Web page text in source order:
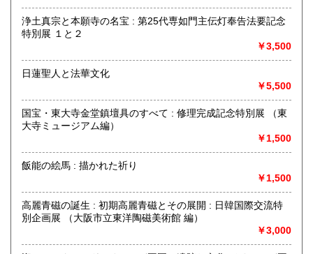
お探しの本等ございましたら、お気軽にお尋ねください。
常時宅配買取、出張買取、宅配買取も行っておりますので、
お問い合わせください。
沿線名：都営新宿線・三田線 東京メトロ半蔵門線 JR総武線
最寄駅：神保町駅A7出口徒歩3分 御茶ノ水駅徒歩9分
書籍の買取について
まずは電話かメール、ホームページのフォーマットからご連
絡ください。
取り扱い分野
自然科学、美術工芸、趣味、サブカルチャー、古書一般（そ
山岳・料理・中国美術・書道・美術展カタログ
浄土真宗と本願寺の名宝 : 第25代専如門主伝灯奉告法要記念
特別展 １と２
￥3,500
日蓮聖人と法華文化
￥5,500
国宝・東大寺金堂鎮壇具のすべて : 修理完成記念特別展 （東
大寺ミュージアム編）
￥1,500
飯能の絵馬 : 描かれた祈り
￥1,500
高麗青磁の誕生 : 初期高麗青磁とその展開 : 日韓国際交流特
別企画展 （大阪市立東洋陶磁美術館 編）
￥3,000